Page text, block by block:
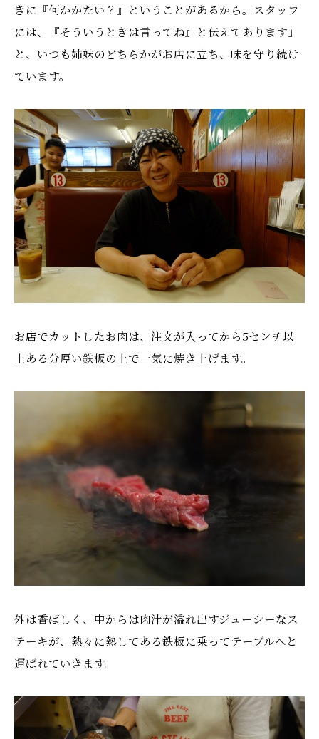
きに『何かかたい？』ということがあるから。スタッフ
には、『そういうときは言ってね』と伝えてあります」
と、いつも姉妹のどちらかがお店に立ち、味を守り続け
ています。
お店でカットしたお肉は、注文が入ってから5センチ以
上ある分厚い鉄板の上で一気に焼き上げます。
外は香ばしく、中からは肉汁が溢れ出すジューシーなス
テーキが、熱々に熱してある鉄板に乗ってテーブルへと
運ばれていきます。